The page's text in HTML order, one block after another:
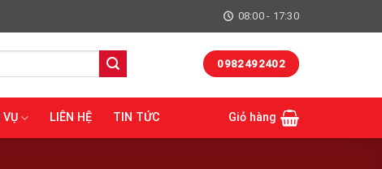
08:00 - 17:30
0982492402
VỤ LIÊN HỆ TIN TỨC Giỏ hàng